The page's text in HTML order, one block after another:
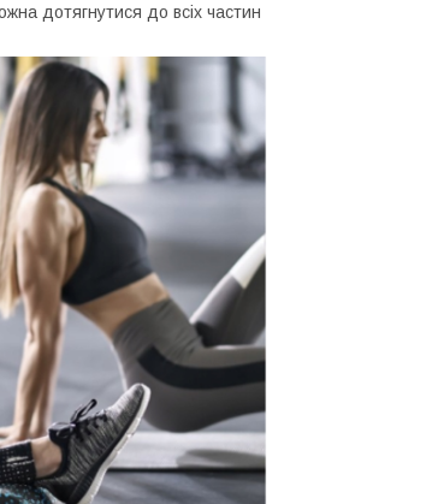
дотягнутися до всіх частин